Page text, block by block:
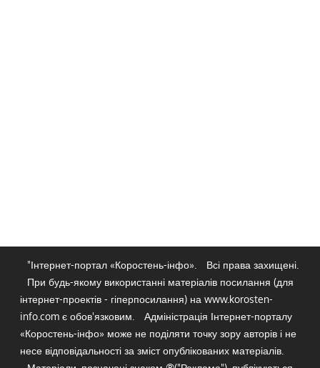
"Інтернет-портал «Коростень-інфо».
Всі права захищені.
При будь-якому використанні матеріалів посилання (для
інтернет-проектів - гіперпосилання) на www.korosten-
info.com є обов'язковим.
Адміністрація Інтернет-порталу
«Коростень-інфо» може не поділяти точку зору авторів і не
несе відповідальності за зміст опублікованих матеріалів.